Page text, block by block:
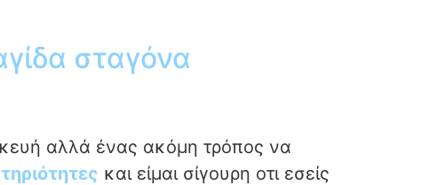
σταγόνα
αλλά ένας ακόμη τρόπος να
και είμαι σίγουρη οτι εσείς